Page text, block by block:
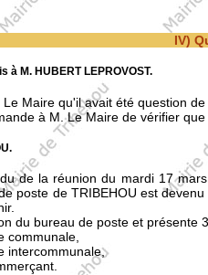
IV)
à M. HUBERT LEPROVOST.
Maire qu'il avait été question
à M. Le Maire de vérifier
de la réunion du mardi 17
poste de TRIBEHOU est
du bureau de poste et
communale,
intercommunale,